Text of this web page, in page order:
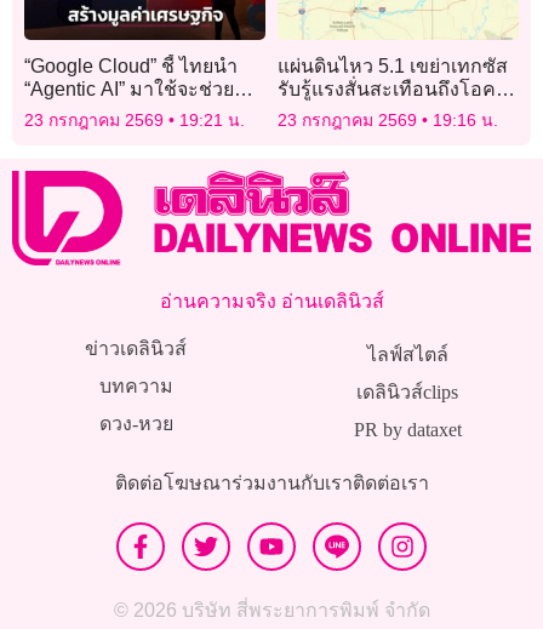
“Google Cloud” ชี้ ไทยนำ
“Agentic AI” มาใช้จะช่วย
สร้าง มูลค่าเศรษฐกิจได้กว่า
1.4 ล้านล้านบาท
23 กรกฎาคม 2569 19:21 น.
แผ่นดินไหว 5.1 เขย่าเทกซัส
รับรู้แรงสั่นสะเทือนถึงโอคลา
โฮมา
23 กรกฎาคม 2569 19:16 น.
อ่านความจริง อ่านเดลินิวส์
ข่าวเดลินิวส์
บทความ
ดวง-หวย
ไลฟ์สไตล์
เดลินิวส์clips
PR by dataxet
ติดต่อโฆษณาร่วมงานกับเราติดต่อเรา
© 2026 บริษัท สี่พระยาการพิมพ์ จำกัด